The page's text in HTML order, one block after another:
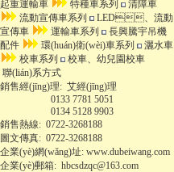
起重運輸車
特種車系列
清障車
流動宣傳車系列
LED、流動
宣傳車
運輸車系列
長興騰宇吊機
配件
環(huán)衛(wèi)車系列
灑水車
校車系列
校車、幼兒園校車
聯(lián)系方式
銷售經(jīng)理: 艾經(jīng)理
0133 7781 5051
0134 5128 9903
銷售熱線: 0722-3268188
圖文傳真: 0722-3268188
企業(yè)網(wǎng)址: www.dubeiwang.com
企業(yè)郵箱: hbcsdzqc@163.com